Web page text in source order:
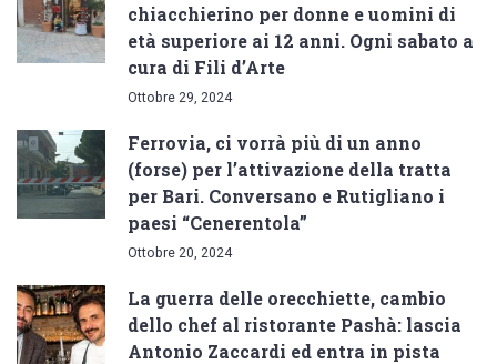
chiacchierino per donne e uomini di
età superiore ai 12 anni. Ogni sabato a
cura di Fili d’Arte
Ottobre 29, 2024
Ferrovia, ci vorrà più di un anno
(forse) per l’attivazione della tratta
per Bari. Conversano e Rutigliano i
paesi “Cenerentola”
Ottobre 20, 2024
La guerra delle orecchiette, cambio
dello chef al ristorante Pashà: lascia
Antonio Zaccardi ed entra in pista